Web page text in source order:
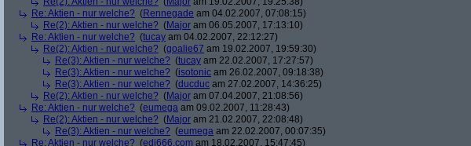
Re: Aktien - nur welche? (Rennegade am 04.02.2007, 07:08:15)
Re(2): Aktien - nur welche? (Major am 06.05.2007, 17:13:10)
Re: Aktien - nur welche? (tucay am 04.02.2007, 22:12:27)
Re(2): Aktien - nur welche? (goalie67 am 19.02.2007, 19:59:30)
Re(3): Aktien - nur welche? (tucay am 22.02.2007, 17:27:57)
Re(3): Aktien - nur welche? (isotonic am 26.02.2007, 09:18:38)
Re(3): Aktien - nur welche? (ducduc am 27.02.2007, 14:36:25)
Re(2): Aktien - nur welche? (Major am 07.04.2007, 21:08:56)
Re: Aktien - nur welche? (eumega am 09.02.2007, 11:28:43)
Re(2): Aktien - nur welche? (Major am 21.02.2007, 22:08:48)
Re(3): Aktien - nur welche? (eumega am 22.02.2007, 00:07:35)
Re: Aktien - nur welche? (edi666.com am 18.02.2007, 15:47:45)